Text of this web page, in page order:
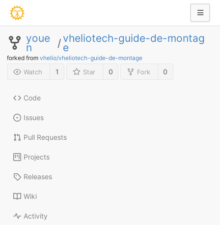
youe
n / vheliotech-guide-de-montag
e
forked from vhelio/vheliotech-guide-de-montage
Watch 1 Star 0 Fork 0
Code
Issues
Pull Requests
Projects
Releases
Wiki
Activity